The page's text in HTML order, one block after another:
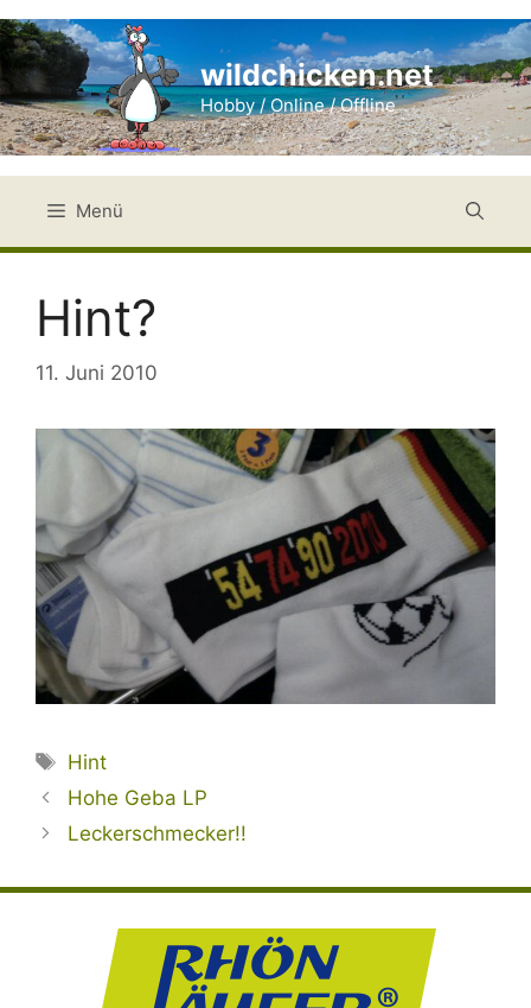
Zum
Inhalt
springen
wildchicken.net
Hobby / Online / Offline
Menü
Hint?
11. Juni 2010
Schlagwörter
Hint
Hohe Geba LP
Leckerschmecker!!